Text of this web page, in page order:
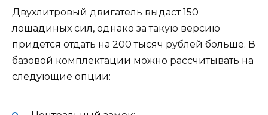
Двухлитровый двигатель выдаст 150
лошадиных сил, однако за такую версию
придётся отдать на 200 тысяч рублей больше. В
базовой комплектации можно рассчитывать на
следующие опции: